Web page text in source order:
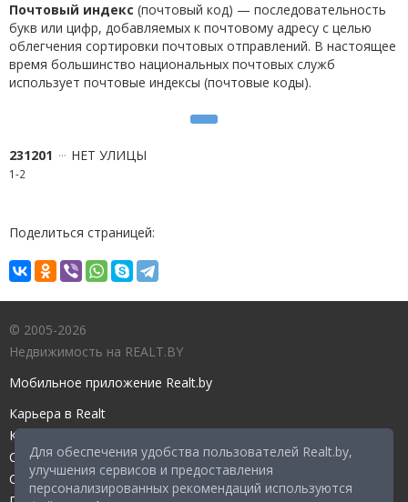
Для обеспечения удобства пользователей Realt.by,
улучшения сервисов и предоставления
персонализированных рекомендаций используются
Почтовый индекс (почтовый код) — последовательность
букв или цифр, добавляемых к почтовому адресу с целью
облегчения сортировки почтовых отправлений. В настоящее
время большинство национальных почтовых служб
использует почтовые индексы (почтовые коды).
231201 НЕТ УЛИЦЫ
1-2
Поделиться страницей:
© 2005-2026
Недвижимость на REALT.BY
Мобильное приложение Realt.by
Карьера в Realt
Контакты редакции
Справочный центр
Служба поддержки